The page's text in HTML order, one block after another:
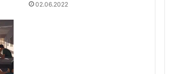
02.06.2022